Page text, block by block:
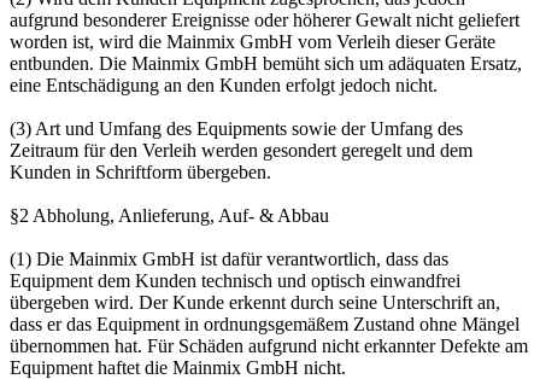
aufgrund besonderer Ereignisse oder höherer Gewalt nicht geliefert
worden ist, wird die Mainmix GmbH vom Verleih dieser Geräte
entbunden. Die Mainmix GmbH bemüht sich um adäquaten Ersatz,
eine Entschädigung an den Kunden erfolgt jedoch nicht.
(3) Art und Umfang des Equipments sowie der Umfang des
Zeitraum für den Verleih werden gesondert geregelt und dem
Kunden in Schriftform übergeben.
§2 Abholung, Anlieferung, Auf- & Abbau
(1) Die Mainmix GmbH ist dafür verantwortlich, dass das
Equipment dem Kunden technisch und optisch einwandfrei
übergeben wird. Der Kunde erkennt durch seine Unterschrift an,
dass er das Equipment in ordnungsgemäßem Zustand ohne Mängel
übernommen hat. Für Schäden aufgrund nicht erkannter Defekte am
Equipment haftet die Mainmix GmbH nicht.